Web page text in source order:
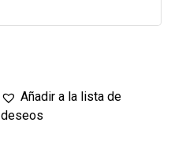
Añadir a la lista de
deseos